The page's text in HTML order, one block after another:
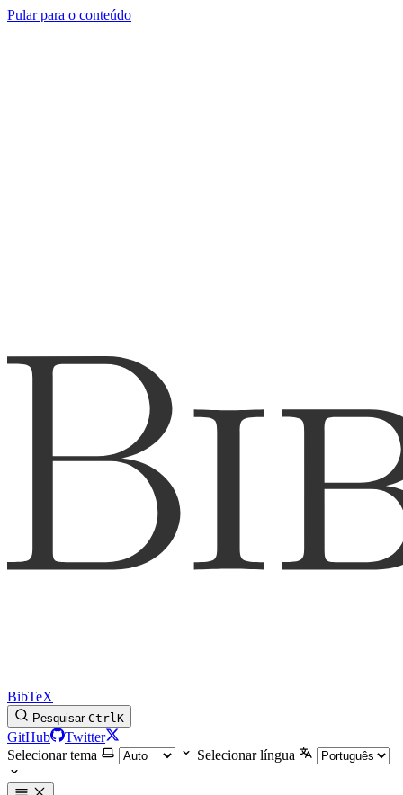
Pular para o conteúdo
BibTeX
Pesquisar CtrlK
GitHub
Twitter
Selecionar tema
Selecionar língua